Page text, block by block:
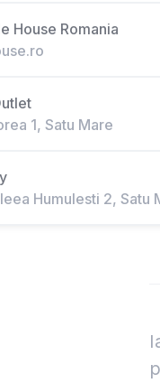
House Romania
1, Satu Mare
Humulesti 2, Satu